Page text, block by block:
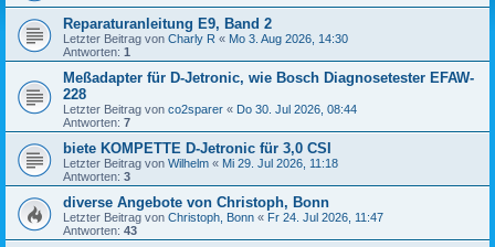
Reparaturanleitung E9, Band 2
Letzter Beitrag von Charly R « Mo 3. Aug 2026, 14:30
Antworten: 1
Meßadapter für D-Jetronic, wie Bosch Diagnosetester EFAW-
228
Letzter Beitrag von co2sparer « Do 30. Jul 2026, 08:44
Antworten: 7
biete KOMPETTE D-Jetronic für 3,0 CSI
Letzter Beitrag von Wilhelm « Mi 29. Jul 2026, 11:18
Antworten: 3
diverse Angebote von Christoph, Bonn
Letzter Beitrag von Christoph, Bonn « Fr 24. Jul 2026, 11:47
Antworten: 43